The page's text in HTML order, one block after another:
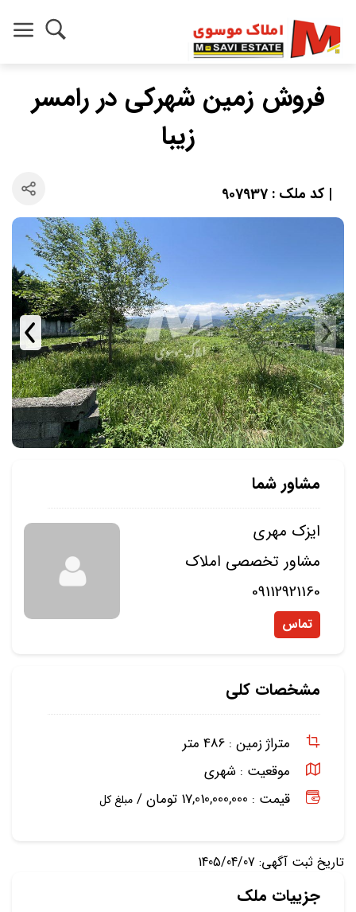
فروش زمین شهرکی در رامسر
زیبا
| کد ملک : 907937
مشاور شما
ایزک مهری
مشاور تخصصی املاک
09112921160
تماس
مشخصات کلی
متراژ زمین : 486 متر
موقعیت : شهری
قیمت : 17,010,000,000 تومان /
مبلغ کل
تاریخ ثبت آگهی: 1405/04/07
جزییات ملک